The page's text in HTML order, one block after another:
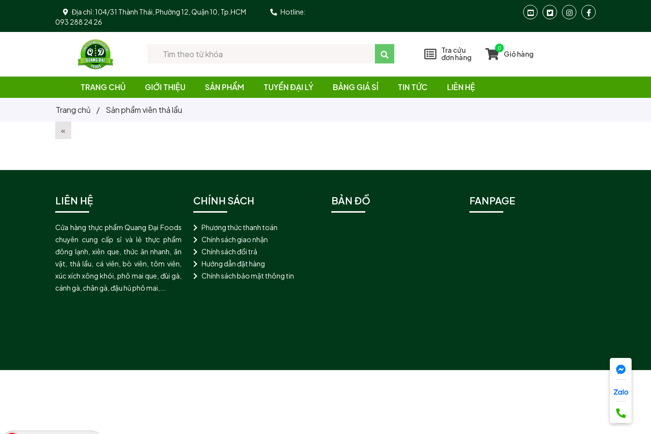
Địa chỉ: 104/31 Thành Thái, Phường 12, Quận 10, Tp.HCM
Hotline:
093 288 24 26
Tra cứu
đơn hàng
0
Giỏ hàng
TRANG CHỦ GIỚI THIỆU SẢN PHẨM TUYỂN ĐẠI LÝ BẢNG GIÁ SỈ TIN TỨC LIÊN HỆ
Trang chủ /
Sản phẩm viên thả lẩu
«
LIÊN HỆ
Cửa hàng thực phẩm Quang Đại Foods
chuyên cung cấp sỉ và lẻ thực phẩm
đông lạnh, xiên que, thức ăn nhanh, ăn
vặt, thả lẩu, cá viên, bò viên, tôm viên,
xúc xích xông khói, phô mai que, đùi gà,
cánh gà, chân gà, đậu hủ phô mai,...
CHÍNH SÁCH
Phương thức thanh toán
Chính sách giao nhận
Chính sách đổi trả
Hướng dẫn đặt hàng
Chính sách bảo mật thông tin
BẢN ĐỒ FANPAGE